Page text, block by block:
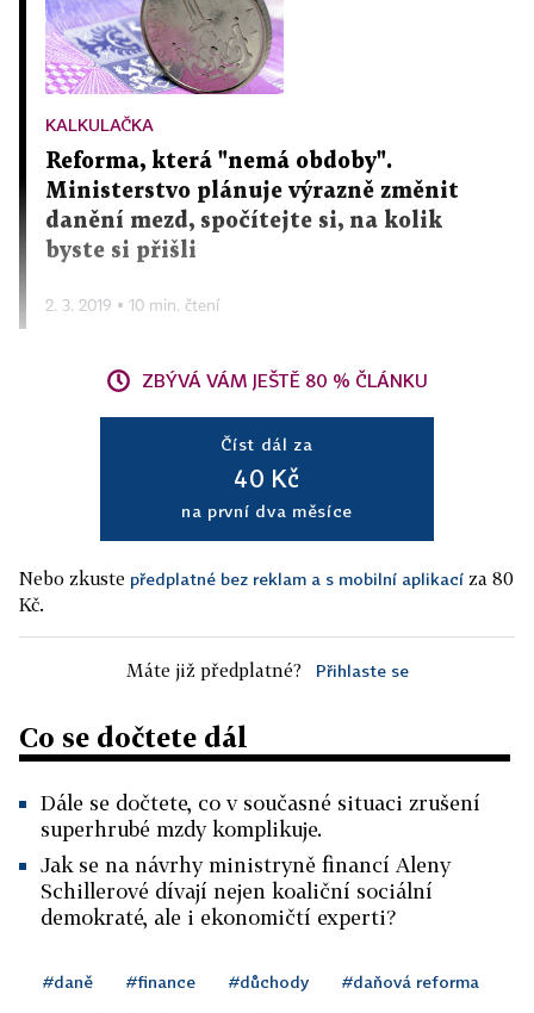
KALKULAČKA
Reforma, která "nemá obdoby".
Ministerstvo plánuje výrazně změnit
danění mezd, spočítejte si, na kolik
byste si přišli
2. 3. 2019 ▪ 10 min. čtení
ZBÝVÁ VÁM JEŠTĚ 80 % ČLÁNKU
Číst dál za
40 Kč
na první dva měsíce
Nebo zkuste předplatné bez reklam a s mobilní aplikací za 80
Kč.
Máte již předplatné? Přihlaste se
Co se dočtete dál
Dále se dočtete, co v současné situaci zrušení
superhrubé mzdy komplikuje.
Jak se na návrhy ministryně financí Aleny
Schillerové dívají nejen koaliční sociální
demokraté, ale i ekonomičtí experti?
#daně #finance #důchody #daňová reforma